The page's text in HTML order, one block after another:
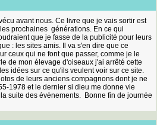
avant nous. Ce livre que je vais sortir est
prochaines générations. En ce qui
que je fasse de la publicité pour leurs
: les sites amis. Il va s'en dire que ce
ceux qui ne font que passer, comme je le
de mon élevage d'oiseaux j'ai arrêté cette
idées sur ce qu'ils veulent voir sur ce site.
de leurs anciens compagnons dont je ne
1978 et le dernier si dieu me donne vie
suite des évènements. Bonne fin de journée